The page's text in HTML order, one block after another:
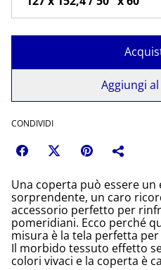
Aggiungi
CONDIVIDI
Una coperta può essere un
sorprendente, un caro
accessorio perfetto per
pomeridiani. Ecco perché
misura è la tela perfetta
Il morbido tessuto effetto
colori vivaci e la coperta è